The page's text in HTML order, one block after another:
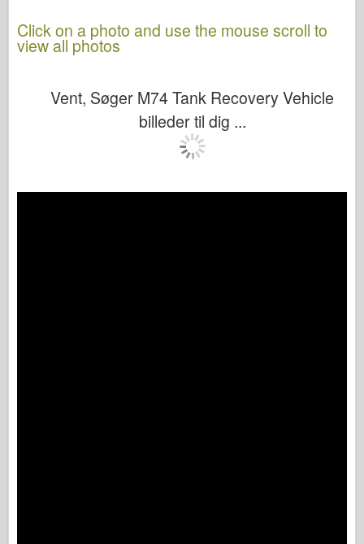
Click on a photo and use the mouse scroll to
view all photos
Vent, Søger M74 Tank Recovery Vehicle
billeder til dig ...